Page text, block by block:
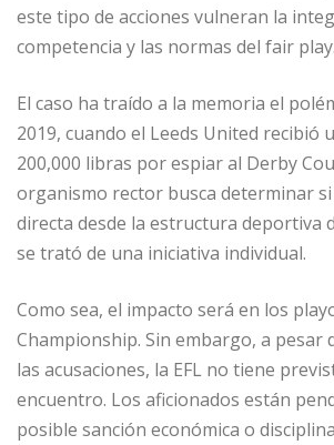
este tipo de acciones vulneran la
competencia y las normas del fair play.
El caso ha traído a la memoria el
2019, cuando el Leeds United recibió
200,000 libras por espiar al Derby
organismo rector busca determinar
directa desde la estructura deportiva
se trató de una iniciativa individual.
Como sea, el impacto será en los
Championship. Sin embargo, a pesar
las acusaciones, la EFL no tiene
encuentro. Los aficionados están
posible sanción económica o